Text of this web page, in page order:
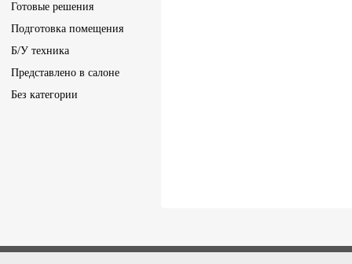
Готовые решения
Подготовка помещения
Б/У техника
Представлено в салоне
Без категории